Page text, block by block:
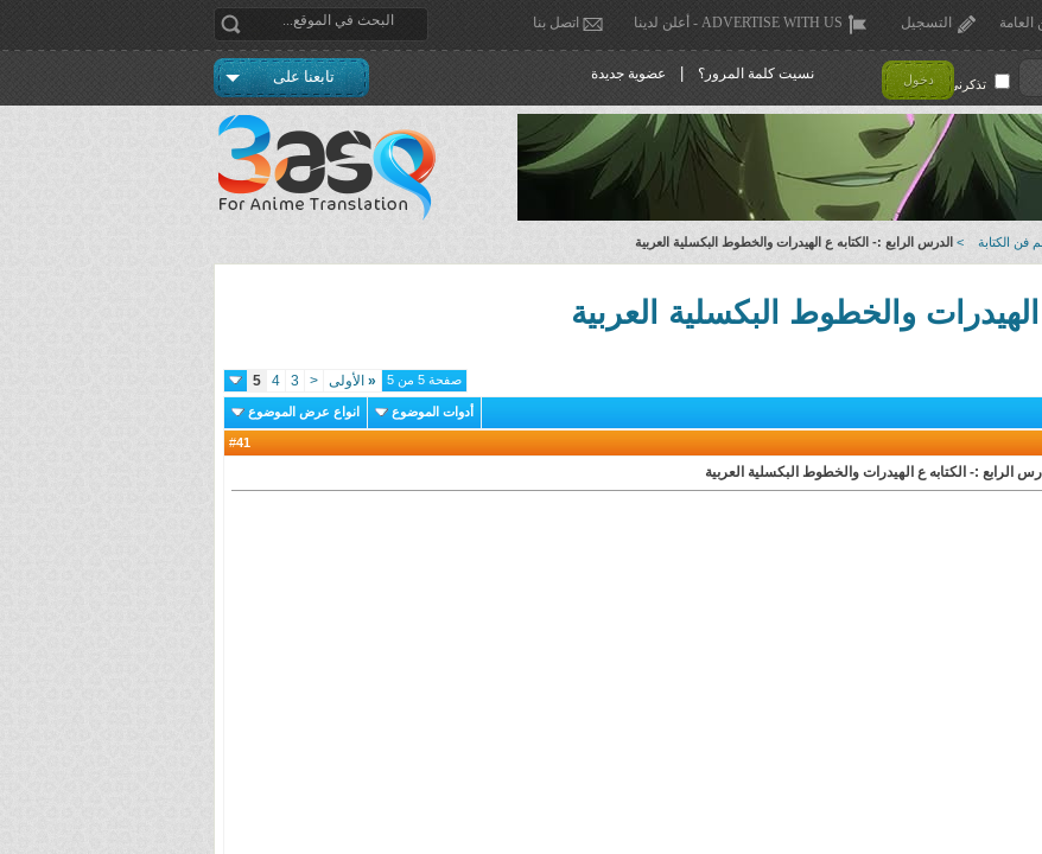
العامة التسجيل ADVERTISE WITH US - أعلن لدينا اتصل بنا
تذكرني ! دخول نسيت كلمة المرور؟ عضوية جديدة تابعنا على
فن الكتابة > الدرس الرابع :- الكتابه ع الهيدرات والخطوط البكسلية العربية
والخطوط البكسلية العربية
صفحة 5 من 5 « الأولى <
3
4
5
أدوات الموضوع انواع عرض الموضوع
41
الرابع :- الكتابه ع الهيدرات والخطوط البكسلية العربية